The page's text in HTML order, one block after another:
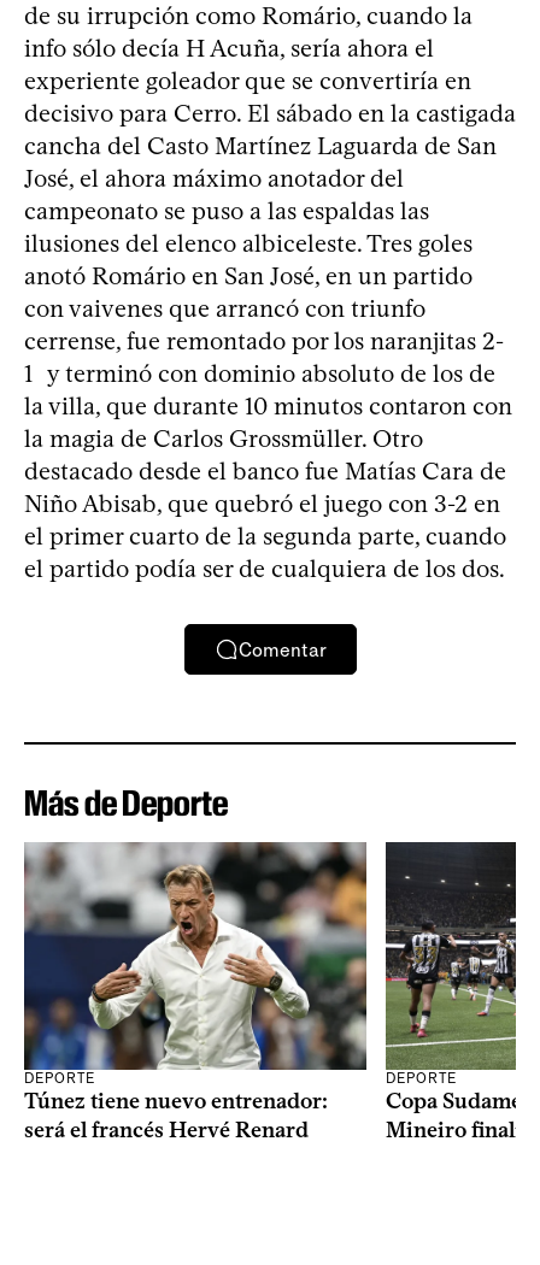
de su irrupción como Romário, cuando la
info sólo decía H Acuña, sería ahora el
experiente goleador que se convertiría en
decisivo para Cerro. El sábado en la castigada
cancha del Casto Martínez Laguarda de San
José, el ahora máximo anotador del
campeonato se puso a las espaldas las
ilusiones del elenco albiceleste. Tres goles
anotó Romário en San José, en un partido
con vaivenes que arrancó con triunfo
cerrense, fue remontado por los naranjitas 2-
1 y terminó con dominio absoluto de los de
la villa, que durante 10 minutos contaron con
la magia de Carlos Grossmüller. Otro
destacado desde el banco fue Matías Cara de
Niño Abisab, que quebró el juego con 3-2 en
el primer cuarto de la segunda parte, cuando
el partido podía ser de cualquiera de los dos.
Comentar
Más de Deporte
DEPORTE
Túnez tiene nuevo entrenador:
será el francés Hervé Renard
DEPORTE
Copa
Mineiro